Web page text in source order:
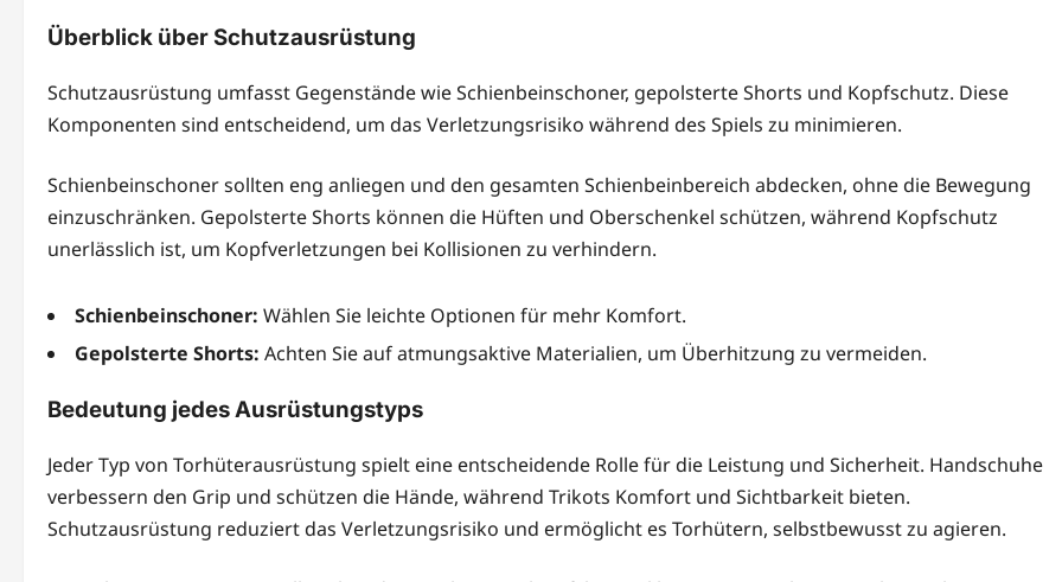
Überblick über Schutzausrüstung
Schutzausrüstung umfasst Gegenstände wie Schienbeinschoner, gepolsterte Shorts und Kopfschutz. Diese
Komponenten sind entscheidend, um das Verletzungsrisiko während des Spiels zu minimieren.
Schienbeinschoner sollten eng anliegen und den gesamten Schienbeinbereich abdecken, ohne die Bewegung
einzuschränken. Gepolsterte Shorts können die Hüften und Oberschenkel schützen, während Kopfschutz
unerlässlich ist, um Kopfverletzungen bei Kollisionen zu verhindern.
Schienbeinschoner: Wählen Sie leichte Optionen für mehr Komfort.
Gepolsterte Shorts: Achten Sie auf atmungsaktive Materialien, um Überhitzung zu vermeiden.
Bedeutung jedes Ausrüstungstyps
Jeder Typ von Torhüterausrüstung spielt eine entscheidende Rolle für die Leistung und Sicherheit. Handschuhe
verbessern den Grip und schützen die Hände, während Trikots Komfort und Sichtbarkeit bieten.
Schutzausrüstung reduziert das Verletzungsrisiko und ermöglicht es Torhütern, selbstbewusst zu agieren.